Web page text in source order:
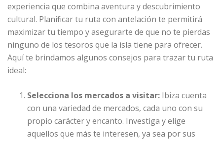
experiencia que combina aventura y descubrimiento
cultural. Planificar tu ruta con antelación te permitirá
maximizar tu tiempo y asegurarte de que no te pierdas
ninguno de los tesoros que la isla tiene para ofrecer.
Aquí te brindamos algunos consejos para trazar tu ruta
ideal:
Selecciona los mercados a visitar: Ibiza cuenta
con una variedad de mercados, cada uno con su
propio carácter y encanto. Investiga y elige
aquellos que más te interesen, ya sea por sus